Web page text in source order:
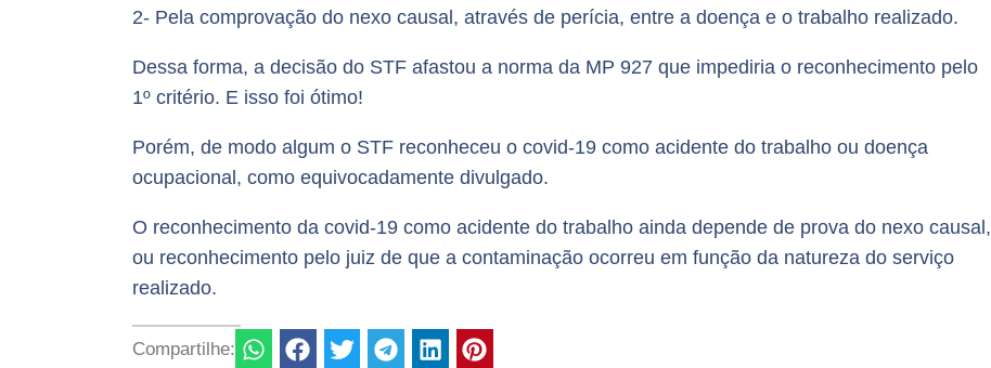
2- Pela comprovação do nexo causal, através de perícia, entre a doença e o trabalho realizado.
Dessa forma, a decisão do STF afastou a norma da MP 927 que impediria o reconhecimento pelo
1º critério. E isso foi ótimo!
Porém, de modo algum o STF reconheceu o covid-19 como acidente do trabalho ou doença
ocupacional, como equivocadamente divulgado.
O reconhecimento da covid-19 como acidente do trabalho ainda depende de prova do nexo causal,
ou reconhecimento pelo juiz de que a contaminação ocorreu em função da natureza do serviço
realizado.
Compartilhe: